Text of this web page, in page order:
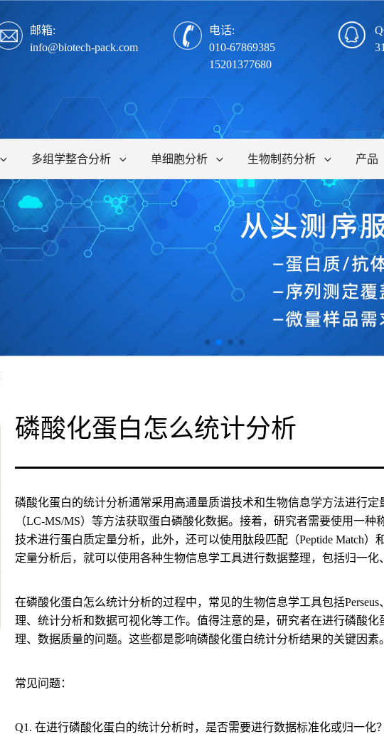
邮箱:
info@biotech-pack.com
电话:
010-67869385
15201377680
多组学整合分析 单细胞分析 生物制药分析 产品
磷酸化蛋白怎么统计分析
磷酸化蛋白的统计分析通常采用高通量质谱技术和生物信息学方法进行
（LC-MS/MS）等方法获取蛋白磷酸化数据。接着，研究者需要使用一种
技术进行蛋白质定量分析，此外，还可以使用肽段匹配（Peptide Match）
定量分析后，就可以使用各种生物信息学工具进行数据整理，包括归一化
在磷酸化蛋白怎么统计分析的过程中，常见的生物信息学工具包括
理、统计分析和数据可视化等工作。值得注意的是，研究者在进行磷酸
理、数据质量的问题。这些都是影响磷酸化蛋白统计分析结果的关键因素
常见问题：
Q1. 在进行磷酸化蛋白的统计分析时，是否需要进行数据标准化或归一化